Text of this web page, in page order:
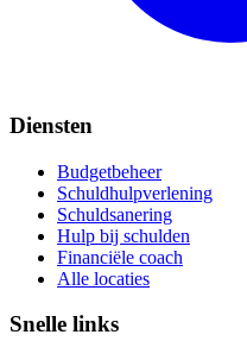
Diensten
Budgetbeheer
Schuldhulpverlening
Schuldsanering
Hulp bij schulden
Financiële coach
Alle locaties
Snelle links